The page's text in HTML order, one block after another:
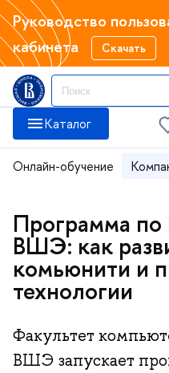
Руководство
кабинета
Скачать
Каталог
Онлайн-обучение
Программа
ВШЭ: как
комьюнити и
технологии
Факультет
ВШЭ запускает